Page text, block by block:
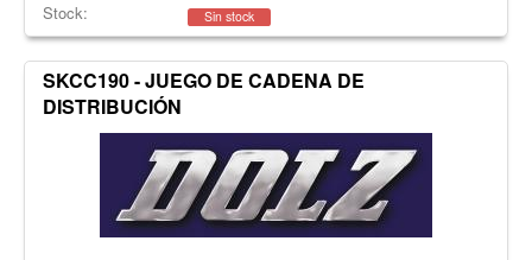
Stock: Sin stock
SKCC190 - JUEGO DE CADENA DE
DISTRIBUCIÓN